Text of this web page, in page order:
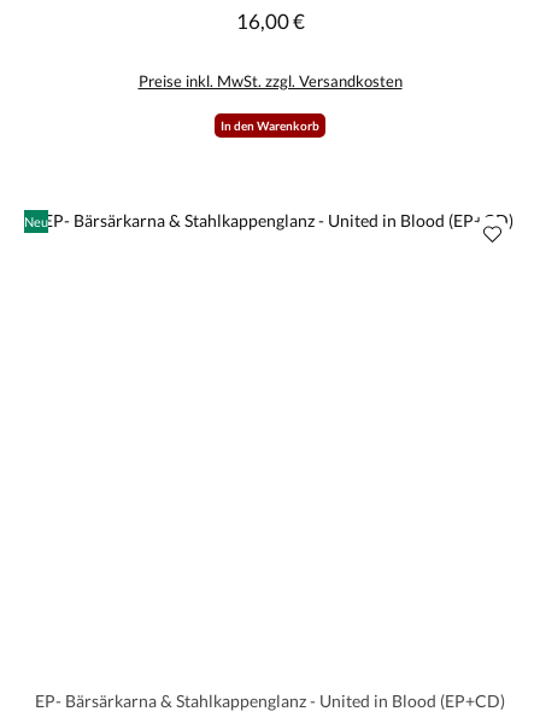
wie man es von den Beiden gewöhnt ist. 10 gemeinsame Lieder sind es gewurden und als
ab. GERMAN - BRITISH - BROTHERHOOD!!!
Regulärer Preis:
16,00 €
Preise inkl. MwSt. zzgl. Versandkosten
In den Warenkorb
Neu
EP- Bärsärkarna & Stahlkappenglanz - United in Blood (EP+CD)